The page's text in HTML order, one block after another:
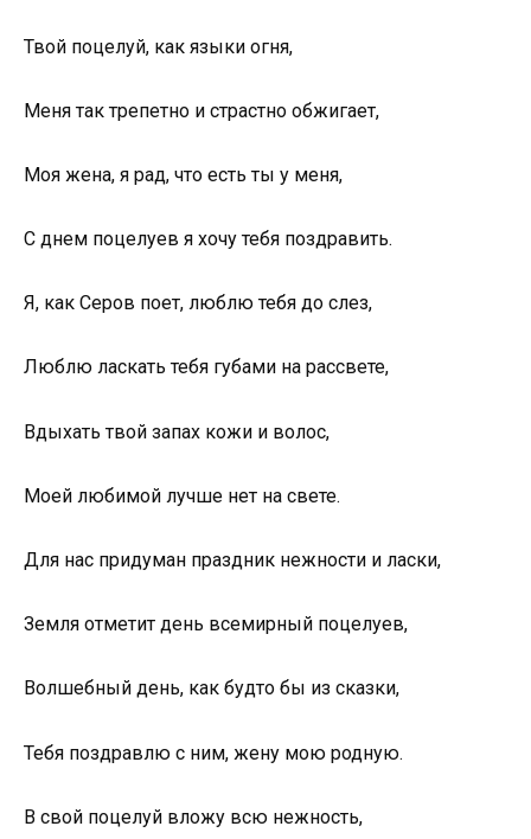
Твой поцелуй, как языки огня,
Меня так трепетно и страстно обжигает,
Моя жена, я рад, что есть ты у меня,
С днем поцелуев я хочу тебя поздравить.
Я, как Серов поет, люблю тебя до слез,
Люблю ласкать тебя губами на рассвете,
Вдыхать твой запах кожи и волос,
Моей любимой лучше нет на свете.
Для нас придуман праздник нежности и ласки,
Земля отметит день всемирный поцелуев,
Волшебный день, как будто бы из сказки,
Тебя поздравлю с ним, жену мою родную.
В свой поцелуй вложу всю нежность,